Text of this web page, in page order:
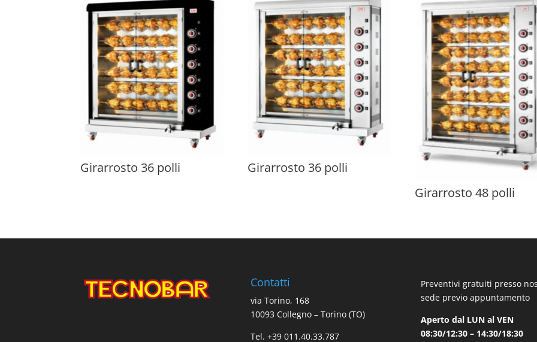
Girarrosto 36 polli
Girarrosto 36 polli
Girarrosto 48 polli
Contatti
via Torino, 168
10093 Collegno – Torino (TO)
Tel. +39 011.40.33.787
Preventivi gratuiti presso
sede previo appuntamento
Aperto dal LUN al VEN
08:30/12:30 – 14:30/18:30